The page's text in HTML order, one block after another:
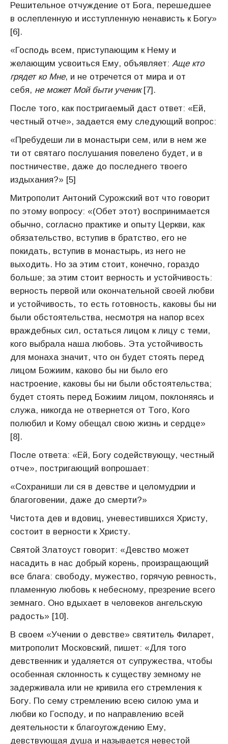
Решительное отчуждение от Бога, перешедшее
в ослепленную и исступленную ненависть к Богу»
[6].
«Господь всем, приступающим к Нему и
желающим усвоиться Ему, объявляет: Аще кто
грядет ко Мне, и не отречется от мира и от
себя, не может Мой быти ученик[7].
После того, как постригаемый даст ответ: «Ей,
честный отче», задается ему следующий вопрос:
«Пребудеши ли в монастыри сем, или в нем же
ти от святаго послушания повелено будет, и в
постничестве, даже до последнего твоего
издыхания?» [5]
Митрополит Антоний Сурожский вот что говорит
по этому вопросу: «(Обет этот) воспринимается
обычно, согласно практике и опыту Церкви, как
обязательство, вступив в братство, его не
покидать, вступив в монастырь, из него не
выходить. Но за этим стоит, конечно, гораздо
больше; за этим стоит верность и устойчивость:
верность первой или окончательной своей любви
и устойчивость, то есть готовность, каковы бы ни
были обстоятельства, несмотря на напор всех
враждебных сил, остаться лицом к лицу с теми,
кого выбрала наша любовь. Эта устойчивость
для монаха значит, что он будет стоять перед
лицом Божиим, каково бы ни было его
настроение, каковы бы ни были обстоятельства;
будет стоять перед Божиим лицом, поклоняясь и
служа, никогда не отвернется от Того, Кого
полюбил и Кому обещал свою жизнь и сердце»
[8].
После ответа: «Ей, Богу содействующу, честный
отче», постригающий вопрошает:
«Сохраниши ли ся в девстве и целомудрии и
благоговении, даже до смерти?»
Чистота дев и вдовиц, уневестившихся Христу,
состоит в верности к Христу.
Святой Златоуст говорит: «Девство может
насадить в нас добрый корень, произращающий
все блага: свободу, мужество, горячую ревность,
пламенную любовь к небесному, презрение всего
земнаго. Оно вдыхает в человеков ангельскую
радость» [10].
В своем «Учении о девстве» святитель Филарет,
митрополит Московский, пишет: «Для того
девственник и удаляется от супружества, чтобы
особенная склонность к существу земному не
задерживала или не кривила его стремления к
Богу. По сему стремлению всею силою ума и
любви ко Господу, и по направлению всей
деятельности к благоугождению Ему,
девствующая душа и называется невестой